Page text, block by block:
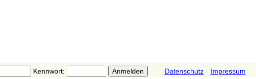
Kennwort: Datenschutz Impressum